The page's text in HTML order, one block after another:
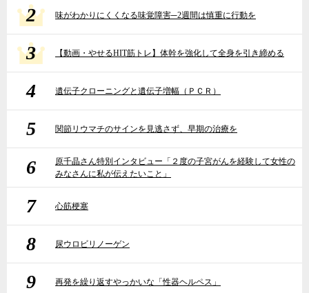
2 味がわかりにくくなる味覚障害─2週間は慎重に行動を
3 【動画・やせるHIT筋トレ】体幹を強化して全身を引き締める
4 遺伝子クローニングと遺伝子増幅（ＰＣＲ）
5 関節リウマチのサインを見逃さず、早期の治療を
6
原千晶さん特別インタビュー「２度の子宮がんを経験して女性の
みなさんに私が伝えたいこと」
7 心筋梗塞
8 尿ウロビリノーゲン
9 再発を繰り返すやっかいな「性器ヘルペス」